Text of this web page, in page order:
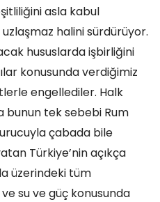
asla kabul
halini sürdürüyor.
hususlarda işbirliğini
konusunda verdiğimiz
engellediler. Halk
bunun tek sebebi Rum
çabada bile
Türkiye’nin açıkça
üzerindeki tüm
ve su ve güç konusunda